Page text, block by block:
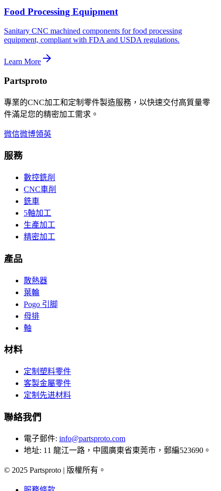
Food Processing Equipment
Sanitary CNC machined components for food processing
equipment, compliant with FDA and USDA regulations.
Learn More
Partsproto
專業的CNC加工和定制零件製造服務，以快速交付高質量零
件滿足您的精密加工需求。
微信微博領英
服務
數控銑削
CNC車削
銑車
5軸加工
生產加工
精密加工
產品
散熱器
葉輪
Pogo 引脚
母排
軸
材料
定制塑料零件
客製金屬零件
定制先进材料
聯絡我們
電子郵件: info@partsproto.com
地址: 11 龍江一路，中國廣東省東莞市，郵編523690。
© 2025 Partsproto | 版權所有。